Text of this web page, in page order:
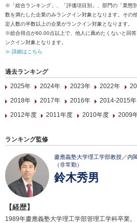
※「総合ランキング」、「評価項目別」、部門の「業態
数を満たした企業のみランクイン対象となります。その
定人数の半数以上の企業がランクイン対象となります。
※総合得点が60.00点以上で、他人に薦めたくないと回
ンクイン対象となります。
≫ 詳細はこちら
過去ランキング
2025年
2024年 2023年 2022年
2018年
2017年 2016年 2014-2015年
2012年度
2011年度 2010年度 2009
ランキング監修
慶應義塾大学理工学部教授／内
（非常勤）
鈴木秀男
【経歴】
1989年慶應義塾大学理工学部管理工学科卒業。